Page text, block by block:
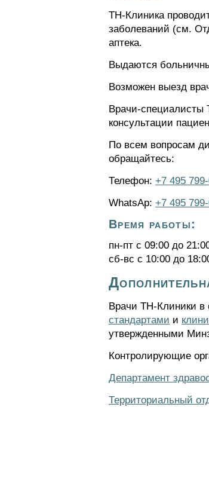
ТН-Клиника
заболеваний (см.
аптека.
Выдаются
Возможен выезд
Врачи-специалисты
консультации
По всем вопросам
обращайтесь:
Телефон: +7 495
WhatsAp: +7 495
Время работы:
пн-пт с 09:00 до
сб-вс с 10:00 до
Врачи ТН-Клиники в
стандартами и
утвержденными
Контролирующие
Департамент
Территориальный